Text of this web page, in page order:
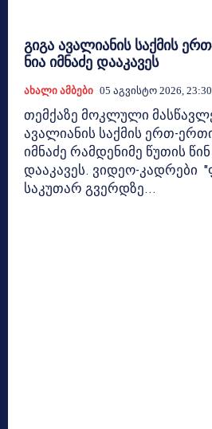
გიგა ავალიანის საქმის
ნია იმნაძე დააკავეს
Ახალი Ამბები 05 Აგვისტო 2026, 23:30
თემქაზე მოკლული
ავალიანის საქმის ერთ-
იმნაძე რამდენიმე წუთის
დააკავეს. ვიდეო-კადრები
საკუთარ გვერდზე...